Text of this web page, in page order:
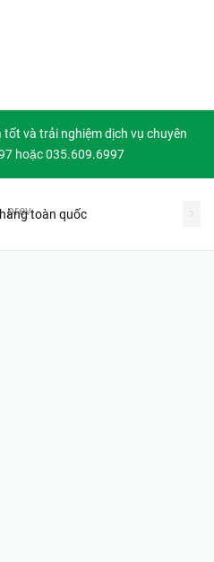
và trải nghiệm dịch vụ chuyên
hoặc 035.609.6997
toàn quốc
prev